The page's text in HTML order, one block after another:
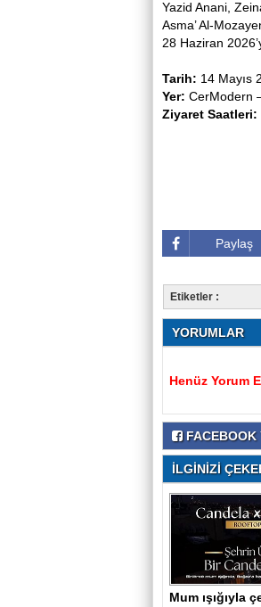
Yazid Anani,
Asma’ Al-
28 Haziran
Tarih: 14 Mayıs
Yer: CerModern
Ziyaret Saatleri:
Paylaş
Etiketler :
YORUMLAR
Henüz Yorum
FACEBOOK
İLGİNİZİ
Mum ışığıyla